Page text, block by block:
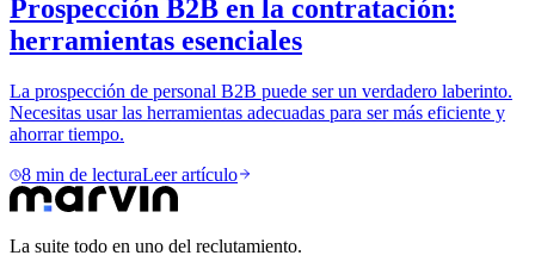
Prospección B2B en la contratación:
herramientas esenciales
La prospección de personal B2B puede ser un verdadero laberinto.
Necesitas usar las herramientas adecuadas para ser más eficiente y
ahorrar tiempo.
8 min de lecturaLeer artículo
La suite todo en uno del reclutamiento.